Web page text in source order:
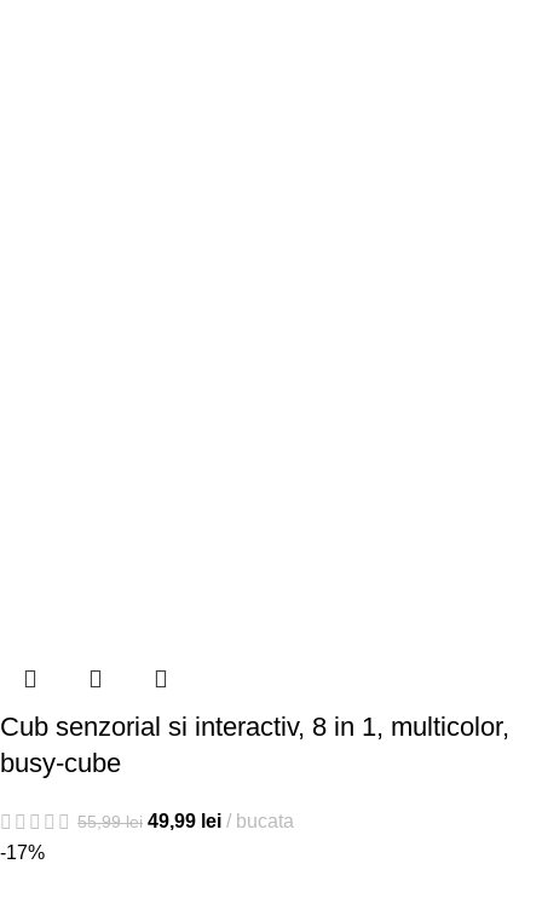
Cub senzorial si interactiv, 8 in 1, multicolor,
busy-cube
55,99lei 49,99 lei
bucata
-17%